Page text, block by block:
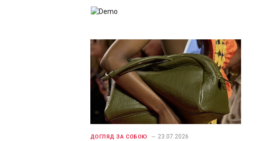
ДОГЛЯД ЗА СОБОЮ 23.07.2026